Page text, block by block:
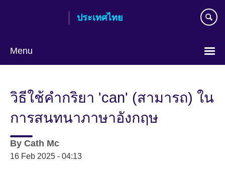
ประเทศไทย
Menu
วิธีใช้คำกริยา 'can' (สามารถ) ใน
การสนทนาภาษาอังกฤษ
By Cath Mc
16 Feb 2025 - 04:13